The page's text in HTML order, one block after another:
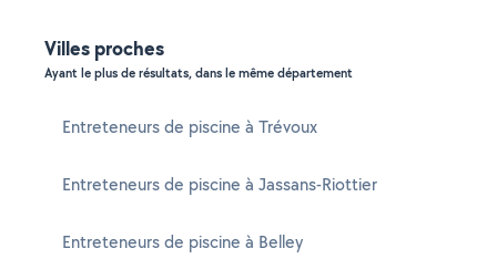
Villes proches
Ayant le plus de résultats, dans le même département
Entreteneurs de piscine à Trévoux
Entreteneurs de piscine à Jassans-Riottier
Entreteneurs de piscine à Belley